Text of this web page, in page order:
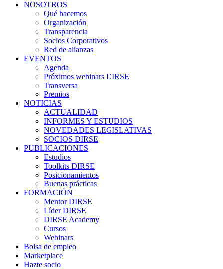
NOSOTROS
Qué hacemos
Organización
Transparencia
Socios Corporativos
Red de alianzas
EVENTOS
Agenda
Próximos webinars DIRSE
Transversa
Premios
NOTICIAS
ACTUALIDAD
INFORMES Y ESTUDIOS
NOVEDADES LEGISLATIVAS
SOCIOS DIRSE
PUBLICACIONES
Estudios
Toolkits DIRSE
Posicionamientos
Buenas prácticas
FORMACIÓN
Mentor DIRSE
Líder DIRSE
DIRSE Academy
Cursos
Webinars
Bolsa de empleo
Marketplace
Hazte socio